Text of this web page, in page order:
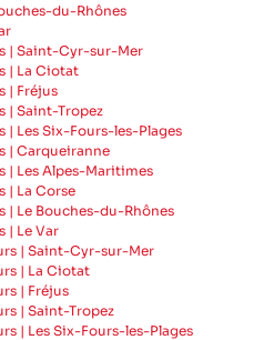
du-Rhônes
| Saint-Cyr-sur-Mer
| La Ciotat
| Fréjus
| Saint-Tropez
| Les Six-Fours-les-Plages
| Carqueiranne
| Les Alpes-Maritimes
| La Corse
| Le Bouches-du-Rhônes
| Le Var
| Saint-Cyr-sur-Mer
| La Ciotat
| Fréjus
| Saint-Tropez
| Les Six-Fours-les-Plages